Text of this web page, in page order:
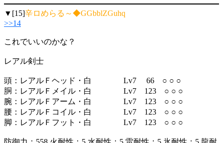
▼[15]辛ロめらる～◆GGbblZGuhq
>>14
これでいいのかな？
レアル剣士
頭：レアルＦヘッド・白 Lv7 66 ○ ○ ○
胴：レアルＦメイル・白 Lv7 123 ○ ○ ○
腕：レアルＦアーム・白 Lv7 123 ○ ○ ○
腰：レアルＦコイル・白 Lv7 123 ○ ○ ○
脚：レアルＦフット・白 Lv7 123 ○ ○ ○